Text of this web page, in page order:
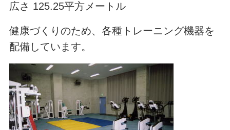
広さ 125.25平方メートル
健康づくりのため、各種トレーニング機器を
配備しています。